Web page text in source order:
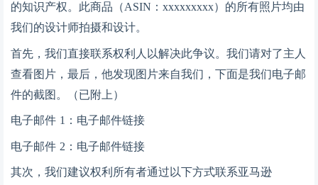
的知识产权。此商品（ASIN：xxxxxxxxx）的所有照片均由
我们的设计师拍摄和设计。
首先，我们直接联系权利人以解决此争议。我们请对了主人
查看图片，最后，他发现图片来自我们，下面是我们电子邮
件的截图。（已附上）
电子邮件 1：电子邮件链接
电子邮件 2：电子邮件链接
其次，我们建议权利所有者通过以下方式联系亚马逊